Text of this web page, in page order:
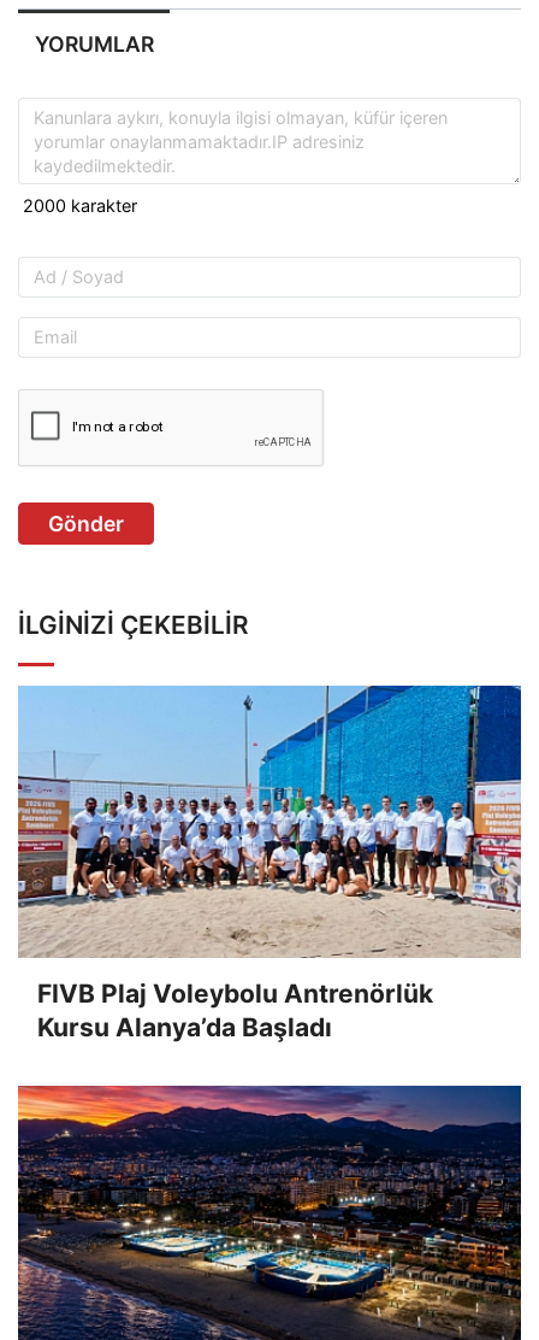
YORUMLAR
Gönder
İLGINIZI ÇEKEBILIR
FIVB Plaj Voleybolu Antrenörlük
Kursu Alanya’da Başladı